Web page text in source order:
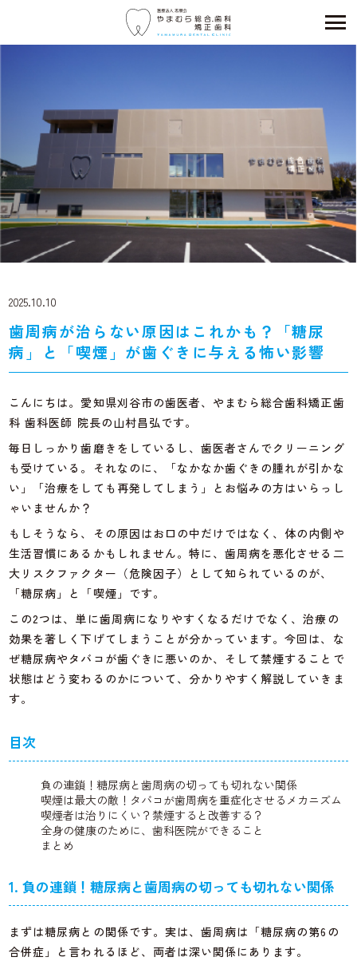
2025.10.10
歯周病が治らない原因はこれかも？「糖尿
病」と「喫煙」が歯ぐきに与える怖い影響
こんにちは。愛知県刈谷市の歯医者、やまむら総合歯科矯正歯
科 歯科医師 院長の山村昌弘です。
毎日しっかり歯磨きをしているし、歯医者さんでクリーニング
も受けている。それなのに、「なかなか歯ぐきの腫れが引かな
い」「治療をしても再発してしまう」とお悩みの方はいらっし
ゃいませんか？
もしそうなら、その原因はお口の中だけではなく、体の内側や
生活習慣にあるかもしれません。特に、歯周病を悪化させる二
大リスクファクター（危険因子）として知られているのが、
「糖尿病」と「喫煙」です。
この2つは、単に歯周病になりやすくなるだけでなく、治療の
効果を著しく下げてしまうことが分かっています。今回は、な
ぜ糖尿病やタバコが歯ぐきに悪いのか、そして禁煙することで
状態はどう変わるのかについて、分かりやすく解説していきま
す。
目次
負の連鎖！糖尿病と歯周病の切っても切れない関係
喫煙は最大の敵！タバコが歯周病を重症化させるメカニズム
喫煙者は治りにくい？禁煙すると改善する？
全身の健康のために、歯科医院ができること
まとめ
1. 負の連鎖！糖尿病と歯周病の切っても切れない関係
まずは糖尿病との関係です。実は、歯周病は「糖尿病の第6の
合併症」と言われるほど、両者は深い関係にあります。